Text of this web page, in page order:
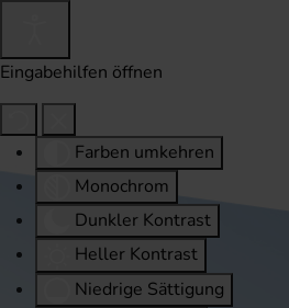
Eingabehilfen öffnen
Farben umkehren
Monochrom
Dunkler Kontrast
Heller Kontrast
Niedrige Sättigung